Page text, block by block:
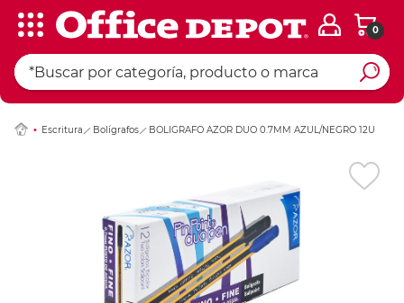
0
Escritura Bolígrafos BOLIGRAFO AZOR DUO 0.7MM AZUL/NEGRO 12U
Ingresar Codigo